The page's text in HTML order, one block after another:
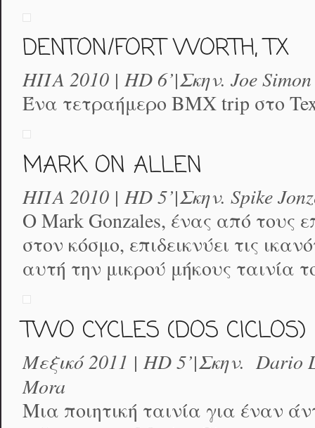
DENTON/FORT WORTH, TX
ΗΠΑ 2010 | HD 6’|Σκην. Joe Simon
Ένα τετραήμερο BMX trip στο
MARK ON ALLEN
ΗΠΑ 2010 | HD 5’|Σκην. Spike
Ο Mark Gonzales, ένας από τους
στον κόσμο, επιδεικνύει τις
αυτή την μικρού μήκους ταινία
TWO CYCLES (DOS CICLOS)
Μεξικό 2011 | HD 5’|Σκην. Dario
Mora
Μια ποιητική ταινία για έναν